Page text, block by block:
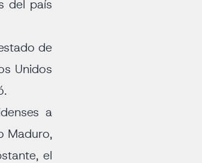
del país
de
Unidos
a
Maduro,
el